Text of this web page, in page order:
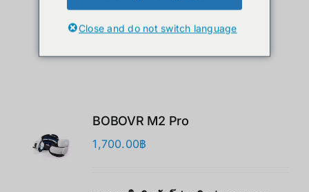
BOBOVR M2 Pro
1,700.00฿
Close and do not switch language